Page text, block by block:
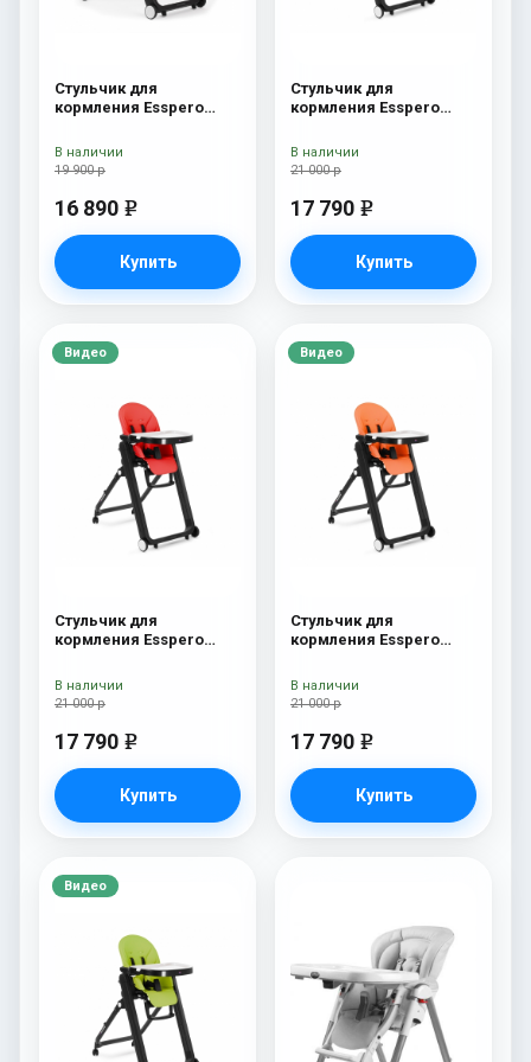
Стульчик для
кормления Esspero
19 900 р
16 890 e
Купить
В наличии
Стульчик для
кормления Esspero
21 000 р
17 790 e
Купить
В наличии
Видео
Стульчик для
кормления Esspero
21 000 р
17 790 e
Купить
В наличии
Видео
Стульчик для
кормления Esspero
21 000 р
17 790 e
Купить
В наличии
Видео